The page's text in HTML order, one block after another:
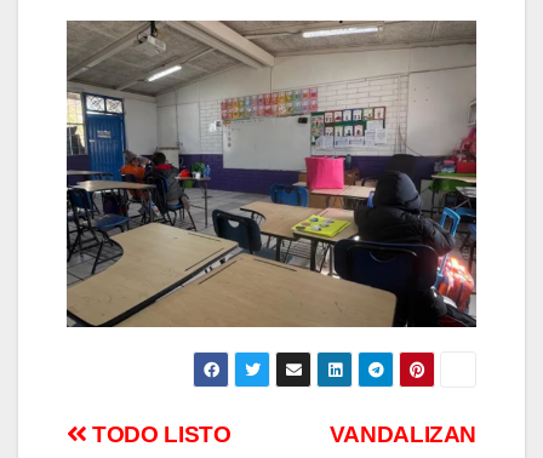
Navegación
VANDALIZAN
TODO LISTO